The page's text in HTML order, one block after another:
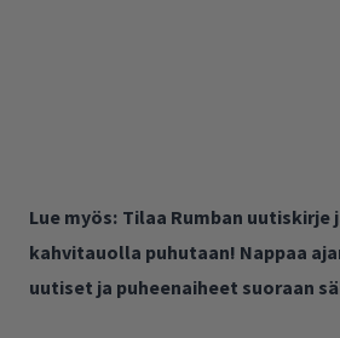
Lue myös: Tilaa Rumban uutiskirje
kahvitauolla puhutaan! Nappaa
uutiset ja puheenaiheet suoraan